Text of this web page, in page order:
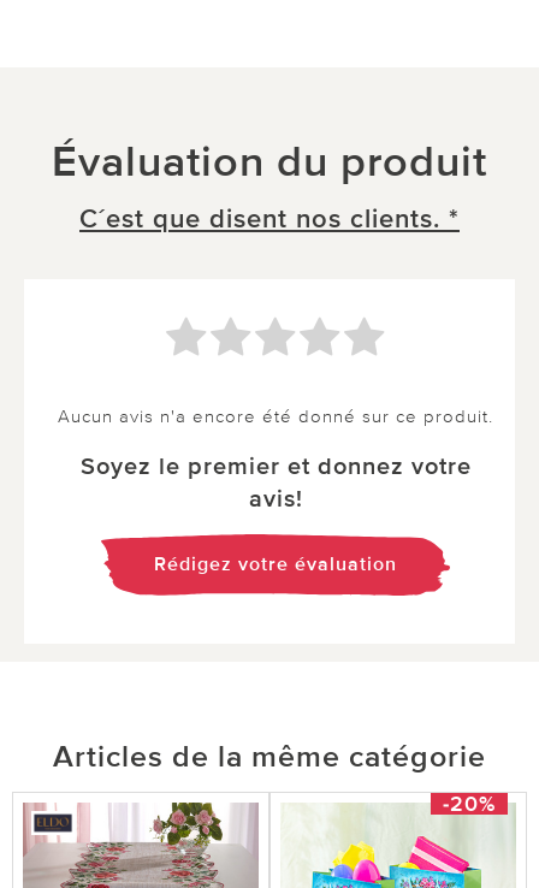
Évaluation du produit
C´est que disent nos clients. *
Aucun avis n'a encore été donné sur ce produit.
Soyez le premier et donnez votre
avis!
Rédigez votre évaluation
Articles de la même catégorie
-20%